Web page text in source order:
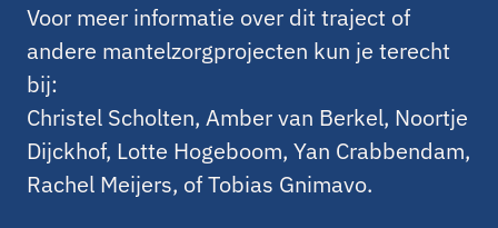
Voor meer informatie over dit traject of
andere mantelzorgprojecten kun je terecht
bij:
Christel Scholten, Amber van Berkel, Noortje
Dijckhof, Lotte Hogeboom, Yan Crabbendam,
Rachel Meijers, of Tobias Gnimavo.